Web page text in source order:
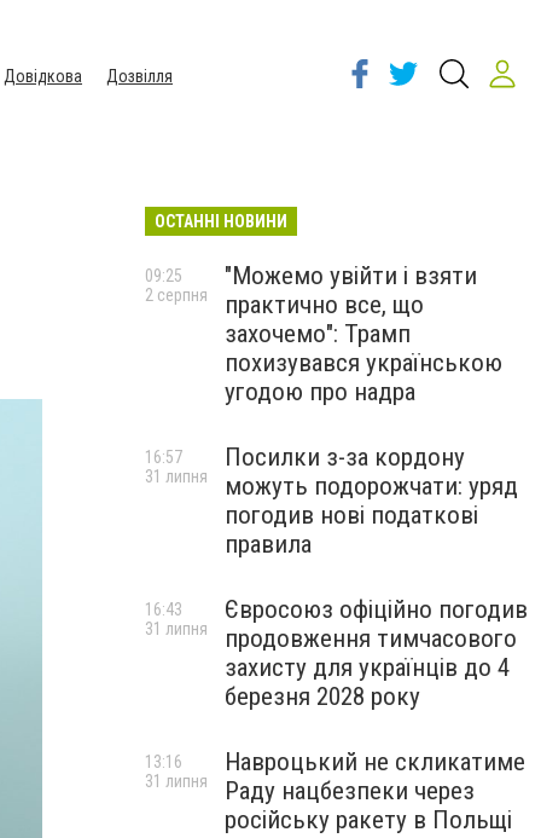
Довідкова
Дозвілля
ОСТАННІ НОВИНИ
"Можемо увійти і взяти
практично все, що
захочемо": Трамп
похизувався українською
угодою про надра
09:25
2 серпня
Посилки з-за кордону
можуть подорожчати: уряд
погодив нові податкові
правила
16:57
31 липня
Євросоюз офіційно погодив
продовження тимчасового
захисту для українців до 4
березня 2028 року
16:43
31 липня
Навроцький не скликатиме
Раду нацбезпеки через
російську ракету в Польщі
13:16
31 липня